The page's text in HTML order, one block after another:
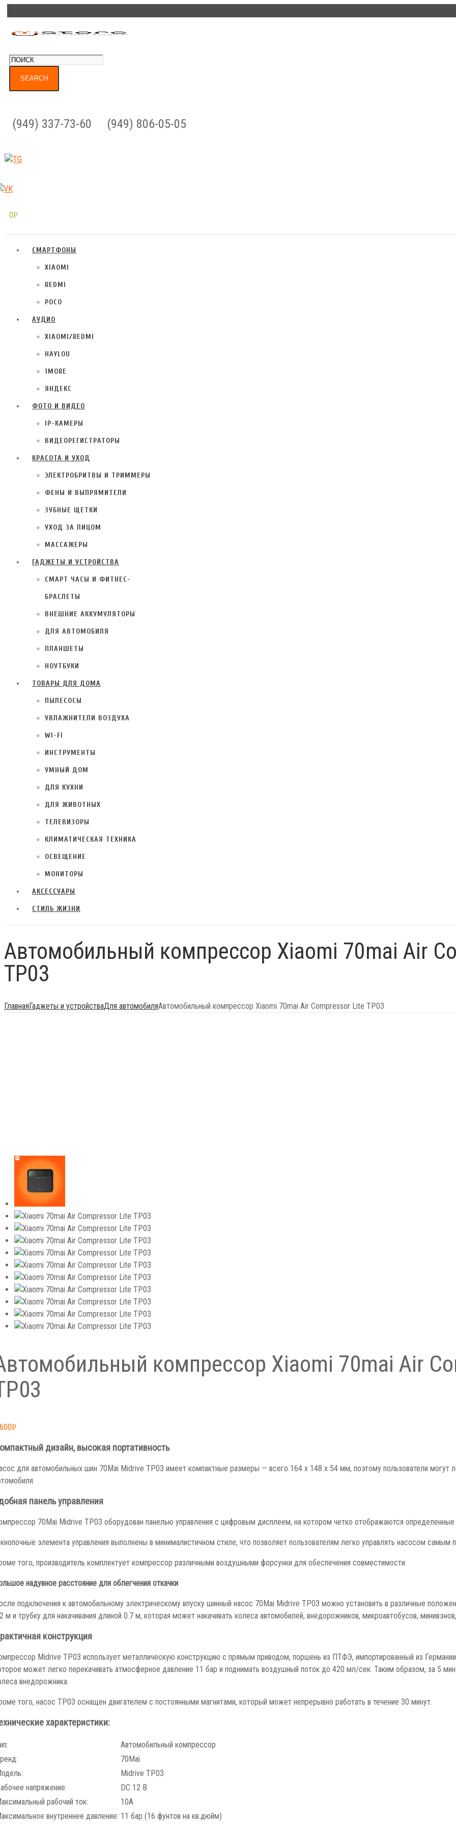
(949) 337-73-60 (949) 806-05-05
0Р
СМАРТФОНЫ
XIAOMI
REDMI
POCO
АУДИО
XIAOMI/REDMI
HAYLOU
1MORE
ЯНДЕКС
ФОТО И ВИДЕО
IP-КАМЕРЫ
ВИДЕОРЕГИСТРАТОРЫ
КРАСОТА И УХОД
ЭЛЕКТРОБРИТВЫ И ТРИММЕРЫ
ФЕНЫ И ВЫПРЯМИТЕЛИ
ЗУБНЫЕ ЩЕТКИ
УХОД ЗА ЛИЦОМ
МАССАЖЕРЫ
ГАДЖЕТЫ И УСТРОЙСТВА
СМАРТ ЧАСЫ И ФИТНЕС-
БРАСЛЕТЫ
ВНЕШНИЕ АККУМУЛЯТОРЫ
ДЛЯ АВТОМОБИЛЯ
ПЛАНШЕТЫ
НОУТБУКИ
ТОВАРЫ ДЛЯ ДОМА
ПЫЛЕСОСЫ
УВЛАЖНИТЕЛИ ВОЗДУХА
WI-FI
ИНСТРУМЕНТЫ
УМНЫЙ ДОМ
ДЛЯ КУХНИ
ДЛЯ ЖИВОТНЫХ
ТЕЛЕВИЗОРЫ
КЛИМАТИЧЕСКАЯ ТЕХНИКА
ОСВЕЩЕНИЕ
МОНИТОРЫ
АКСЕССУАРЫ
СТИЛЬ ЖИЗНИ
Автомобильный компрессор Xiaomi 70mai Air
TP03
ГлавнаяГаджеты и устройстваДля автомобиляАвтомобильный компрессор Xiaomi 70mai Air Compressor Lite TP03
компрессор Xiaomi 70mai Air
Р
дизайн, высокая портативность
для автомобильных шин 70Mai Midrive TP03 имеет компактные размеры — всего 164 x 148 x 54 мм, поэтому пользователи могут
панель управления
70Mai Midrive TP03 оборудован панелью управления с цифровым дисплеем, на котором четко отображаются
элемента управления выполнены в минималистичном стиле, что позволяет пользователям легко управлять насосом
того, производитель комплектует компрессор различными воздушными форсунки для обеспечения совместимости.
надувное расстояние для облегчения откачки
подключения к автомобильному электрическому впуску шинный насос 70Mai Midrive TP03 можно установить в различные
м и трубку для накачивания длиной 0.7 м, которая может накачивать колеса автомобилей, внедорожников, микроавтобусов,
конструкция
Midrive TP03 использует металлическую конструкцию с прямым приводом, поршень из ПТФЭ, импортированный из
может легко перекачивать атмосферное давление 11 бар и поднимать воздушный поток до 420 мл/сек. Таким образом, за 5
внедорожника.
того, насос TP03 оснащен двигателем с постоянными магнитами, который может непрерывно работать в течение 30 минут.
характеристики:
Автомобильный компрессор
70Mai
Midrive TP03
напряжение:
DC 12 В
рабочий ток:
10A
внутреннее давление: 11 бар (16 фунтов на кв.дюйм)